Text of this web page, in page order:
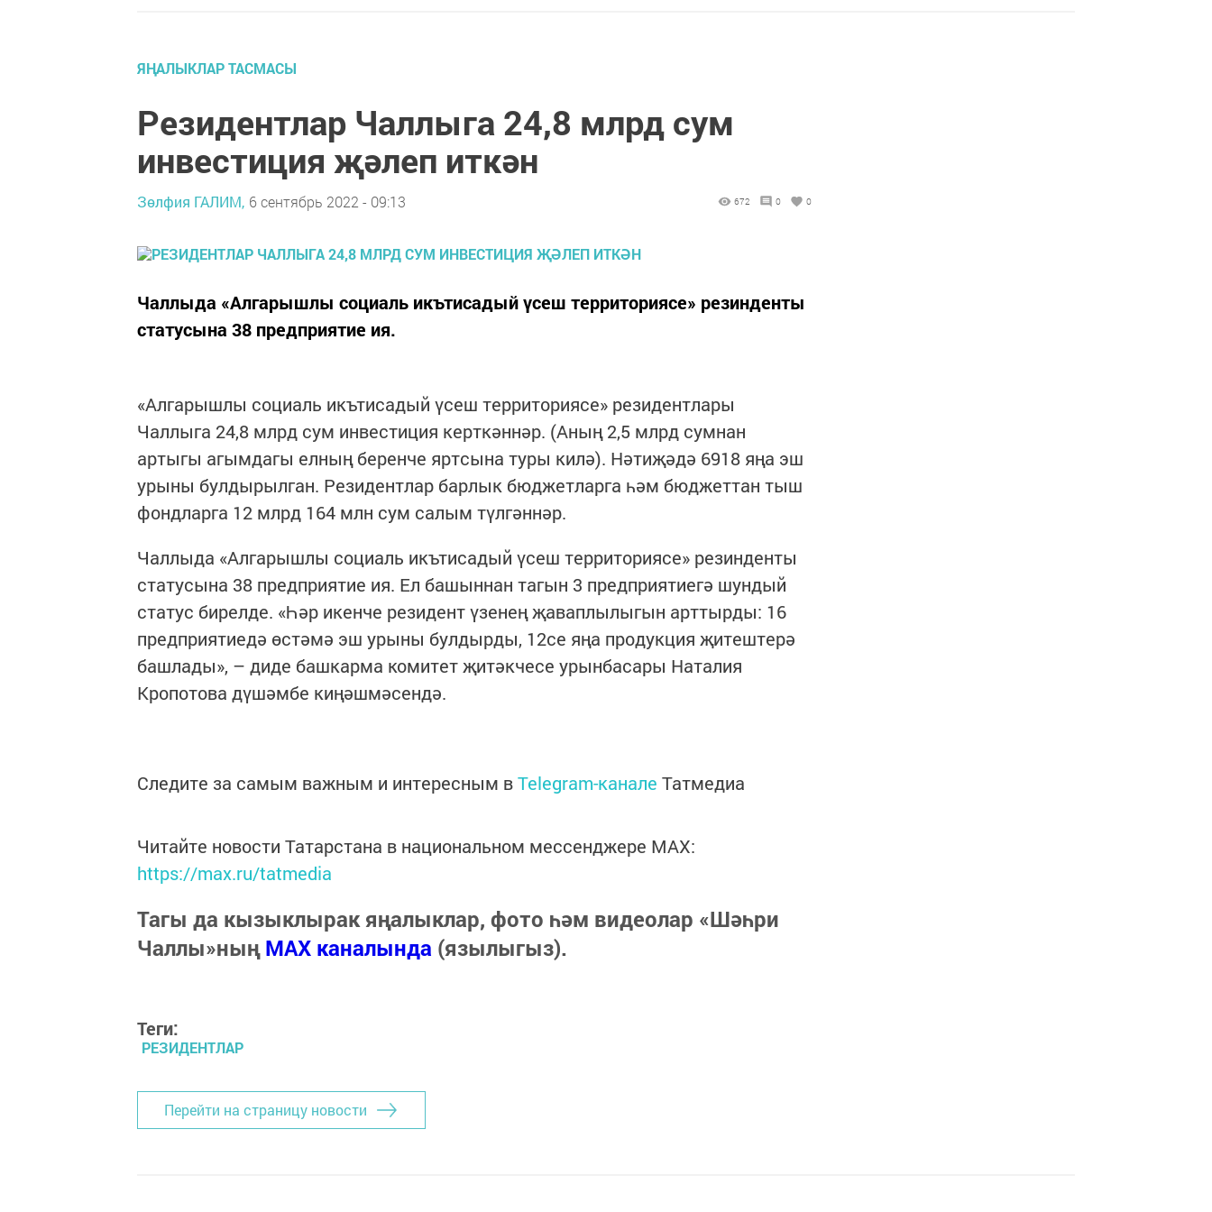
ЯҢАЛЫКЛАР ТАСМАСЫ
Резидентлар Чаллыга 24,8 млрд сум
инвестиция җәлеп иткән
Зөлфия ГАЛИМ, 6 сентябрь 2022 - 09:13 672 0 0
Чаллыда «Алгарышлы социаль икътисадый үсеш территориясе» резинденты
статусына 38 предприятие ия.
«Алгарышлы социаль икътисадый үсеш территориясе» резидентлары
Чаллыга 24,8 млрд сум инвестиция керткәннәр. (Аның 2,5 млрд сумнан
артыгы агымдагы елның беренче яртсына туры килә). Нәтиҗәдә 6918 яңа эш
урыны булдырылган. Резидентлар барлык бюджетларга һәм бюджеттан тыш
фондларга 12 млрд 164 млн сум салым түлгәннәр.
Чаллыда «Алгарышлы социаль икътисадый үсеш территориясе» резинденты
статусына 38 предприятие ия. Ел башыннан тагын 3 предприятиегә шундый
статус бирелде. «Һәр икенче резидент үзенең җаваплылыгын арттырды: 16
предприятиедә өстәмә эш урыны булдырды, 12се яңа продукция җитештерә
башлады», – диде башкарма комитет җитәкчесе урынбасары Наталия
Кропотова дүшәмбе киңәшмәсендә.
Следите за самым важным и интересным вTelegram-канале Татмедиа
Читайте новости Татарстана в национальном мессенджере MАХ:
https://max.ru/tatmedia
Тагы да кызыклырак яңалыклар, фото һәм видеолар «Шәһри
Чаллы»ныңMAX каналында (язылыгыз).
Теги:
РЕЗИДЕНТЛАР
Перейти на страницу новости